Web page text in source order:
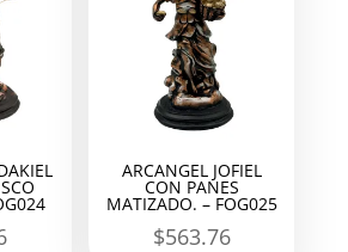
ARCANGEL JOFIEL
CON PANES
MATIZADO. – FOG025
$563.76